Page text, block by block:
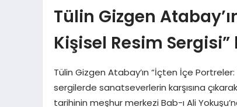
Tülin Gizgen
Kişisel Resim Sergisi”
Tülin Gizgen Atabay’ın “İçten İçe
sergilerde sanatseverlerin karşısına
tarihinin meşhur merkezi Bab-ı Ali